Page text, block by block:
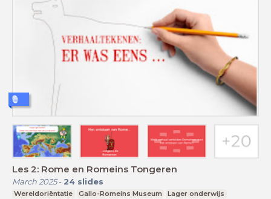
Les 2: Rome en Romeins Tongeren
March 2025- 24 slides
Wereldoriëntatie Gallo-Romeins Museum Lager onderwijs